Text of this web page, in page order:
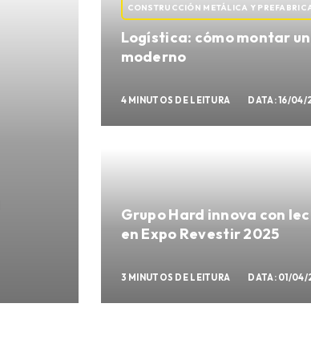
CONSTRUCCIÓN METÁLICA Y
Logística: cómo montar
moderno
4 MINUTOS DE LEITURA DATA: 16/04/
Grupo Hard innova con
en Expo Revestir 2025
3 MINUTOS DE LEITURA DATA: 01/04/